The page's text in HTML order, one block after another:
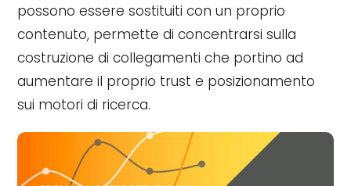
possono essere sostituiti con un proprio
contenuto, permette di concentrarsi sulla
costruzione di collegamenti che portino ad
aumentare il proprio trust e posizionamento
sui motori di ricerca.